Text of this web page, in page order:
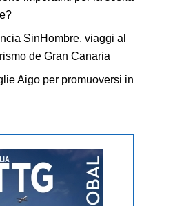
SinHombre, viaggi al
de Gran Canaria
Aigo per promuoversi in